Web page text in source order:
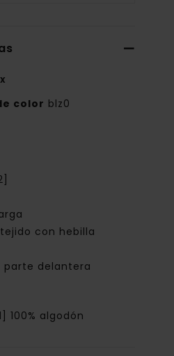
color blz0
con hebilla
parte delantera
100% algodón